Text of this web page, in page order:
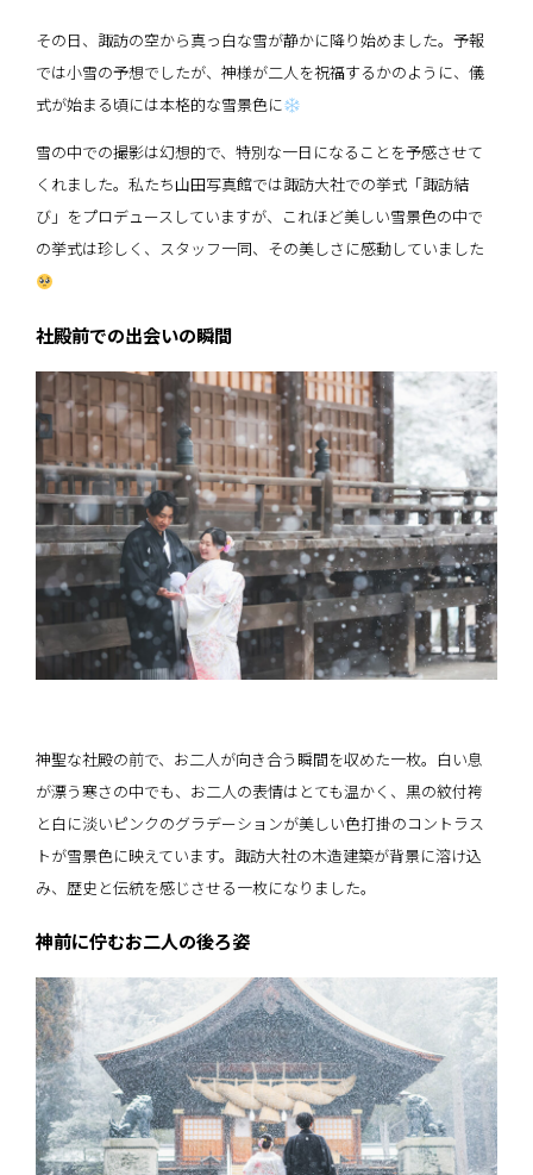
その日、諏訪の空から真っ白な雪が静かに降り始めました。予報
では小雪の予想でしたが、神様が二人を祝福するかのように、儀
式が始まる頃には本格的な雪景色に
雪の中での撮影は幻想的で、特別な一日になることを予感させて
くれました。私たち山田写真館では諏訪大社での挙式「諏訪結
び」をプロデュースしていますが、これほど美しい雪景色の中で
の挙式は珍しく、スタッフ一同、その美しさに感動していました
社殿前での出会いの瞬間
神聖な社殿の前で、お二人が向き合う瞬間を収めた一枚。白い息
が漂う寒さの中でも、お二人の表情はとても温かく、黒の紋付袴
と白に淡いピンクのグラデーションが美しい色打掛のコントラス
トが雪景色に映えています。諏訪大社の木造建築が背景に溶け込
み、歴史と伝統を感じさせる一枚になりました。
神前に佇むお二人の後ろ姿